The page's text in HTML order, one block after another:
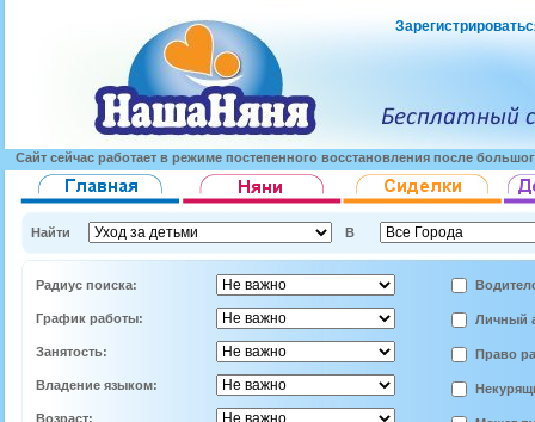
Сайт сейчас работает в режиме постепенного восстановления после
Найти В
Радиус поиска:
График работы:
Занятость:
Владение языком:
Возраст:
Личный
Право